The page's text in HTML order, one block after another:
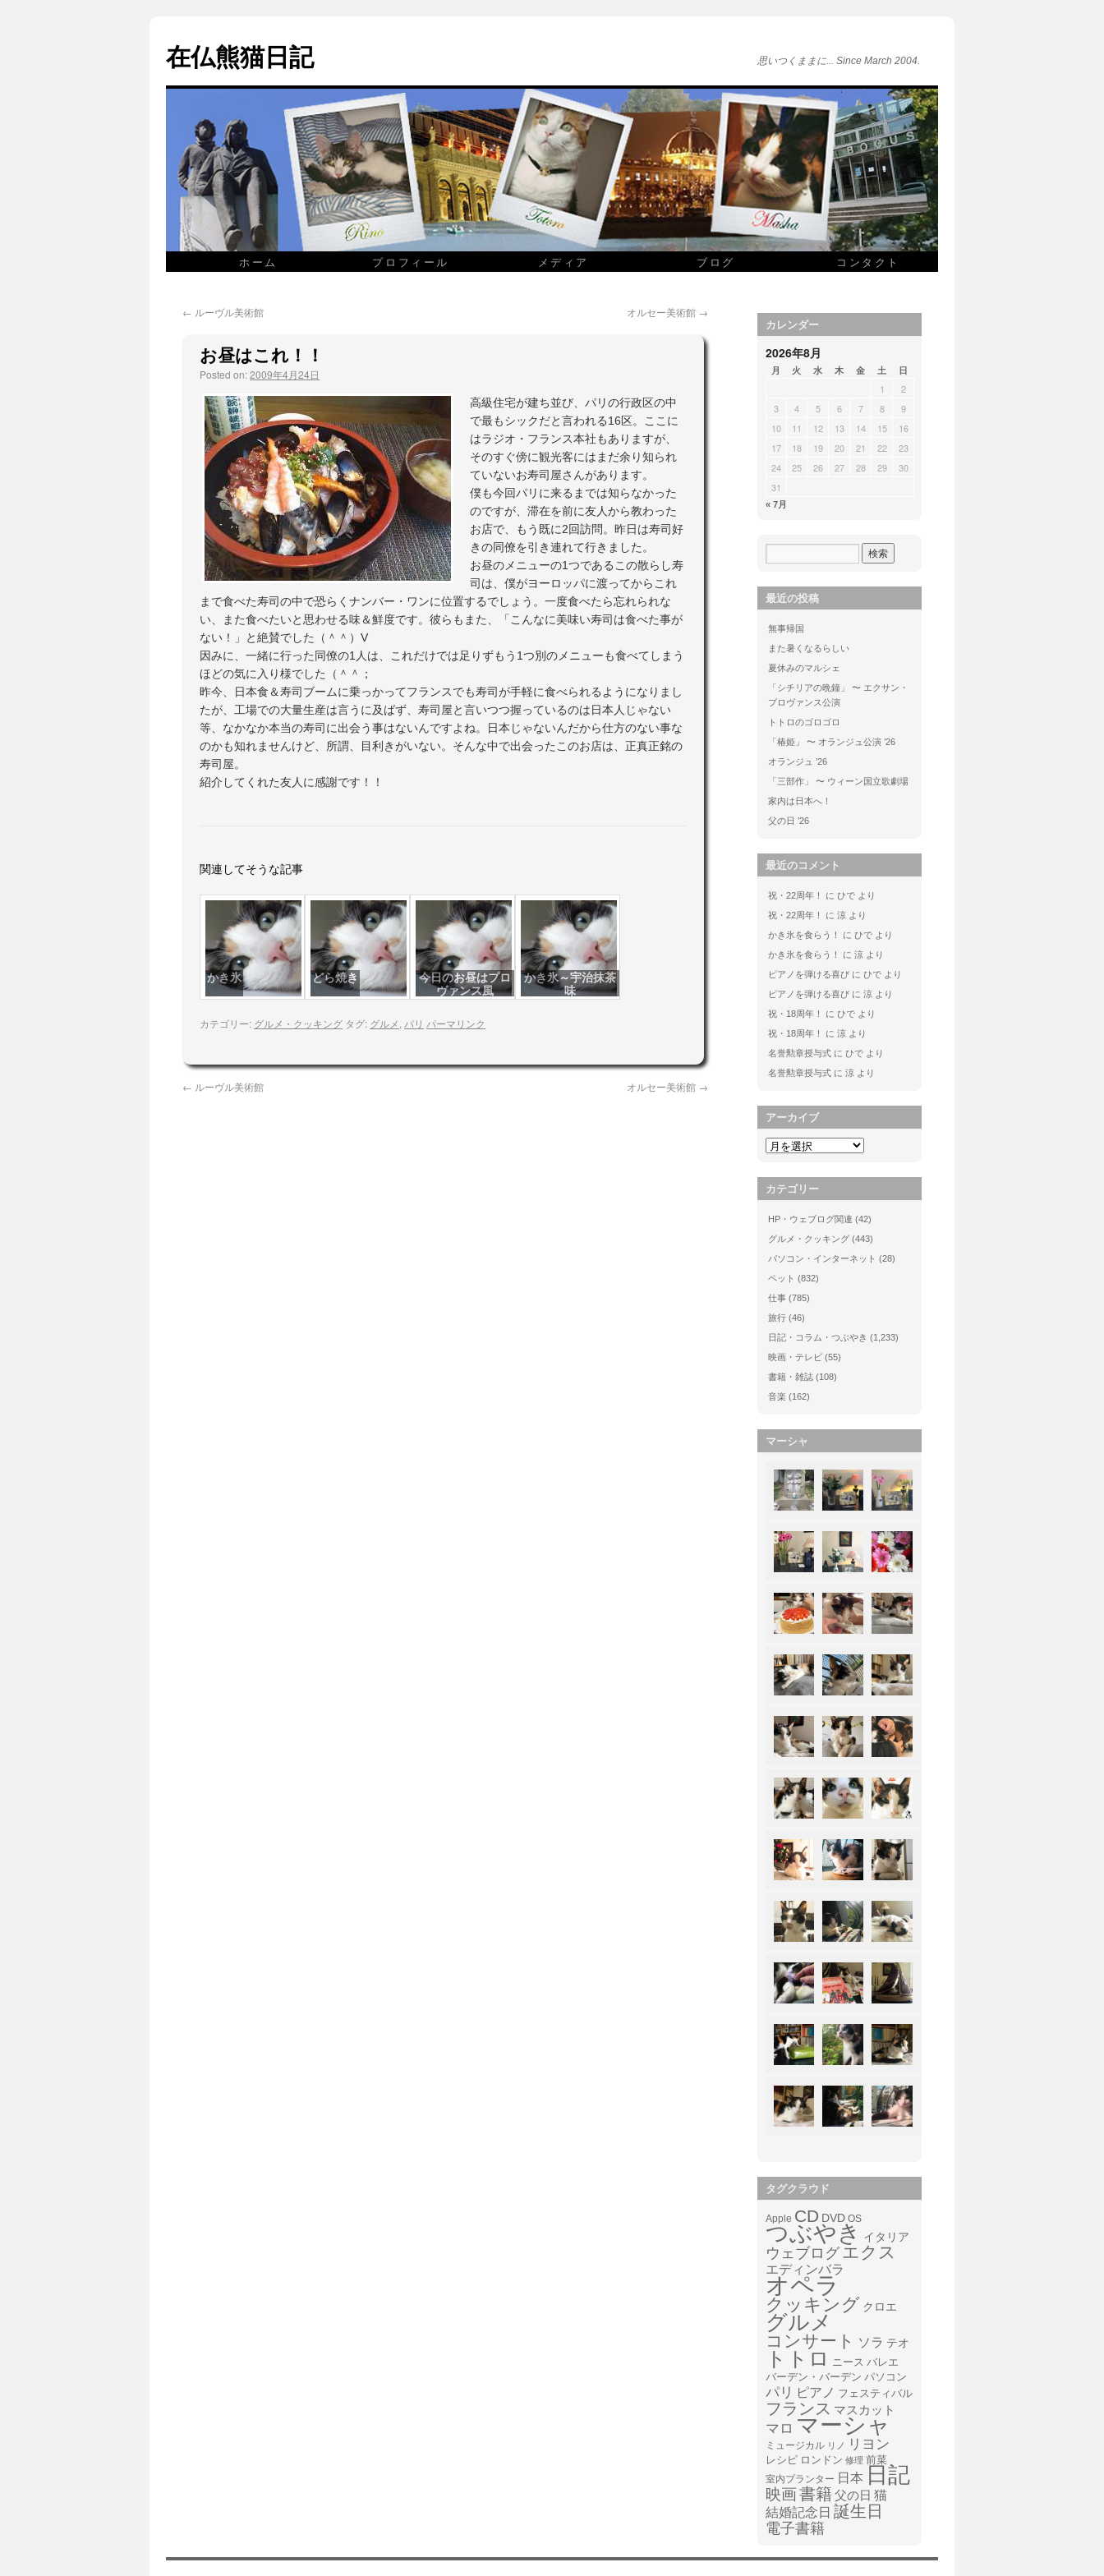
在仏熊猫日記 思いつくままに... Since March 2004.
ホーム プロフィール メディア ブログ コンタクト
← ルーヴル美術館 オルセー美術館 →
お昼はこれ！！
Posted on:2009年4月24日
高級住宅が建ち並び、パリの行政区の中
で最もシックだと言われる16区。ここに
はラジオ・フランス本社もありますが、
そのすぐ傍に観光客にはまだ余り知られ
ていないお寿司屋さんがあります。
僕も今回パリに来るまでは知らなかった
のですが、滞在を前に友人から教わった
お店で、もう既に2回訪問。昨日は寿司好
きの同僚を引き連れて行きました。
お昼のメニューの1つであるこの散らし寿
司は、僕がヨーロッパに渡ってからこれ
まで食べた寿司の中で恐らくナンバー・ワンに位置するでしょう。一度食べたら忘れられな
い、また食べたいと思わせる味＆鮮度です。彼らもまた、「こんなに美味い寿司は食べた事が
ない！」と絶賛でした（＾＾）V
因みに、一緒に行った同僚の1人は、これだけでは足りずもう1つ別のメニューも食べてしまう
ほどの気に入り様でした（＾＾；
昨今、日本食＆寿司ブームに乗っかってフランスでも寿司が手軽に食べられるようになりまし
たが、工場での大量生産は言うに及ばず、寿司屋と言いつつ握っているのは日本人じゃない
等、なかなか本当の寿司に出会う事はないんですよね。日本じゃないんだから仕方のない事な
のかも知れませんけど、所謂、目利きがいない。そんな中で出会ったこのお店は、正真正銘の
寿司屋。
紹介してくれた友人に感謝です！！
関連してそうな記事
かき氷 どら焼き
今日のお昼はプロ
ヴァンス風
かき氷～宇治抹茶
味
カテゴリー: グルメ・クッキング タグ: グルメ, パリ パーマリンク
← ルーヴル美術館 オルセー美術館 →
カレンダー
2026年8月
月 火 水 木 金 土 日
1
2
3
4 5 6 7 8
9
10
11 12 13 14 15
16
17
18 19 20 21 22
23
24
25 26 27 28 29
30
31
« 7月
最近の投稿
無事帰国
また暑くなるらしい
夏休みのマルシェ
「シチリアの晩鐘」 〜 エクサン・
プロヴァンス公演
トトロのゴロゴロ
「椿姫」 〜 オランジュ公演 ’26
オランジュ ’26
「三部作」 〜 ウィーン国立歌劇場
家内は日本へ！
父の日 ’26
最近のコメント
祝・22周年！ に ひで より
祝・22周年！
に 涼 より
かき氷を食らう！
に ひで より
かき氷を食らう！
に 涼 より
ピアノを弾ける喜び に ひで より
ピアノを弾ける喜び に 涼 より
祝・18周年！
に ひで より
祝・18周年！
に 涼 より
名誉勲章授与式 に ひで より
名誉勲章授与式 に 涼 より
アーカイブ
カテゴリー
HP・ウェブログ関連 (42)
グルメ・クッキング (443)
パソコン・インターネット (28)
ペット (832)
仕事 (785)
旅行 (46)
日記・コラム・つぶやき (1,233)
映画・テレビ (55)
書籍・雑誌 (108)
音楽 (162)
マーシャ
タグクラウド
Apple CD DVD OS
つぶやき イタリア
ウェブログ エクス
エディンバラ
オペラ
クッキング クロエ
グルメ
コンサート ソラ テオ
トトロ ニース バレエ
バーデン・バーデン パソコン
パリ ピアノ フェスティバル
フランス マスカット
マロ マーシャ
ミュージカル リノ リヨン
レシピ ロンドン 修理 前菜
室内プランター 日本 日記
映画書籍 父の日 猫
結婚記念日 誕生日
電子書籍